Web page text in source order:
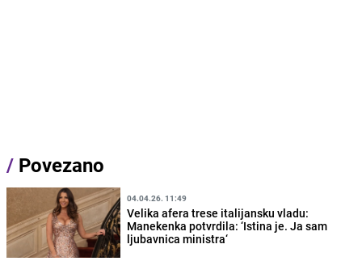
/ Povezano
04.04.26. 11:49
Velika afera trese italijansku vladu:
Manekenka potvrdila: ‘Istina je. Ja sam
ljubavnica ministra‘